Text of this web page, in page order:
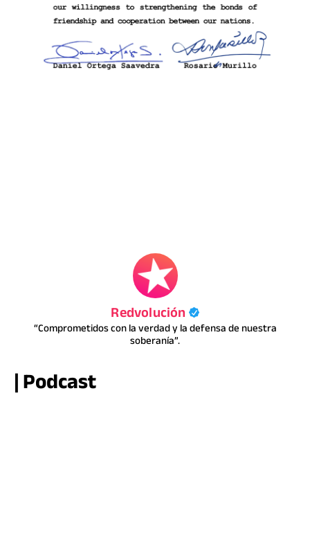
Redvolución
“Comprometidos con la verdad y la defensa de nuestra
soberanía”.
| Podcast